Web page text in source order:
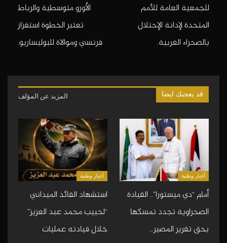
للجمعية العامة للأمم
المتحدة لإدانة الإحتلال
بالصحراء الغربية.
الأورو متوسطية والرباط
تعتبر الخطوة استفزاز
فرنسي وموالاة للبوليساريو.
قد يعجبك ايضا المزيد عن المؤلف
أخبار وطنية
أمام “دي ميستورا”.. القيادة
الصحراوية تجدد تمسكها
بحق تقرير المصير…
أخبار وطنية
استشهاد القائد الميداني
“لحبيب محمد عبد العزيز”
خلال قيادته عمليات